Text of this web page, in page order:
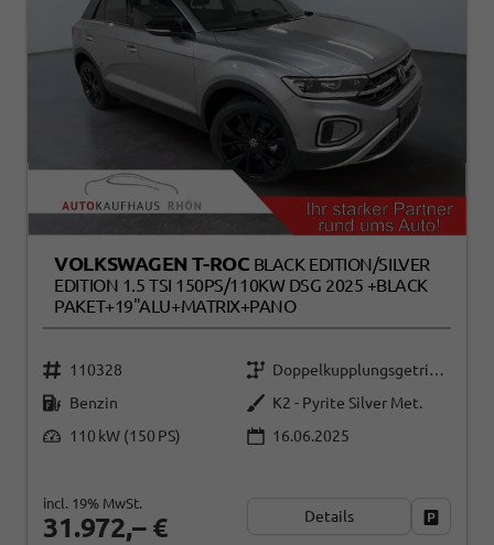
VOLKSWAGEN T-ROC BLACK EDITION/SILVER
EDITION 1.5 TSI 150PS/110KW DSG 2025 +BLACK
PAKET+19"ALU+MATRIX+PANO
110328
Doppelkupplungsgetriebe (DSG)
Benzin
K2 - Pyrite Silver Met.
110 kW (150 PS)
16.06.2025
31.972,– €
incl. 19% MwSt.
Details